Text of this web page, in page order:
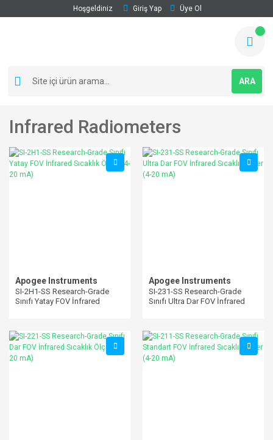
Hoşgeldiniz Giriş Yap Üye Ol
ARA
Infrared Radiometers
Apogee Instruments
SI-2H1-SS Research-Grade
Sınıfı Yatay FOV İnfrared
Apogee Instruments
SI-231-SS Research-Grade
Sınıfı Ultra Dar FOV İnfrared